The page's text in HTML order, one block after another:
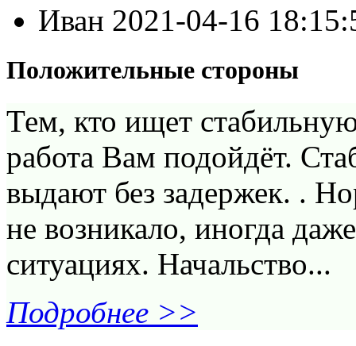
Иван 2021-04-16
Положительные стороны
Тем, кто ищет
работа Вам подойдёт.
выдают без задержек. .
не возникало, иногда
ситуациях. Начальство...
Подробнее >>